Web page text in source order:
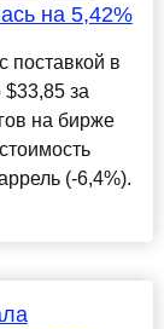
на 5,42%
поставкой в
$33,85 за
на бирже
(-6,4%).